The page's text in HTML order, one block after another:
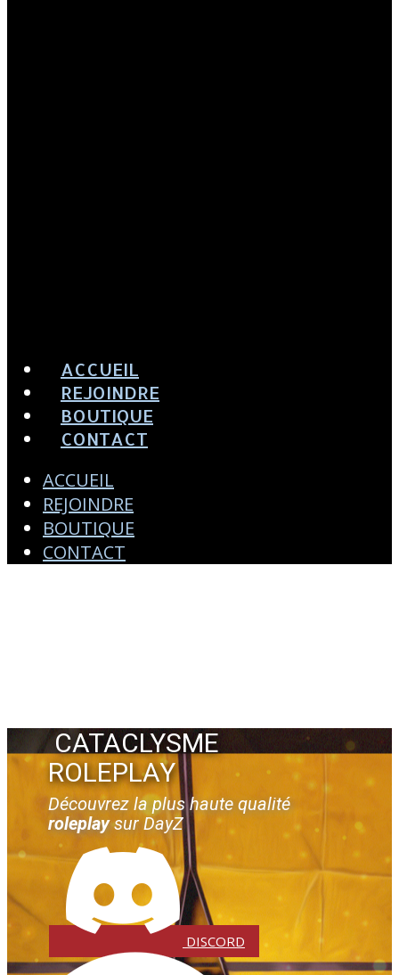
ACCUEIL
REJOINDRE
BOUTIQUE
CONTACT
ACCUEIL
REJOINDRE
BOUTIQUE
CONTACT
CATACLYSME ​​
ROLEPLAY
Découvrez la plus haute qualité
roleplaysur DayZ
DISCORD